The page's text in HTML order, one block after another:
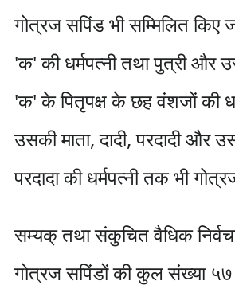
गोत्रज सपिंड भी सम्मिलित
'क' की धर्मपत्नी तथा पुत्री और
'क' के पितृपक्ष के छह वंशजों की
उसकी माता, दादी, परदादी और
परदादा की धर्मपत्नी तक भी
सम्यक् तथा संकुचित वैधिक
गोत्रज सपिंडों की कुल संख्या